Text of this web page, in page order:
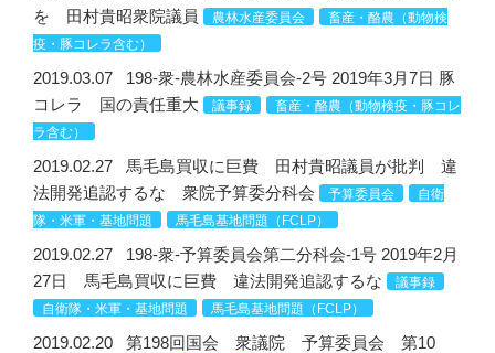
を 田村貴昭衆院議員
農林水産委員会
畜産・酪農（動物検
疫・豚コレラ含む）
2019.03.07
198-衆-農林水産委員会-2号 2019年3月7日 豚
コレラ 国の責任重大
議事録
畜産・酪農（動物検疫・豚コレ
ラ含む）
2019.02.27
馬毛島買収に巨費 田村貴昭議員が批判 違
法開発追認するな 衆院予算委分科会
予算委員会
自衛
隊・米軍・基地問題
馬毛島基地問題（FCLP）
2019.02.27
198-衆-予算委員会第二分科会-1号 2019年2月
27日 馬毛島買収に巨費 違法開発追認するな
議事録
自衛隊・米軍・基地問題
馬毛島基地問題（FCLP）
2019.02.20
第198回国会 衆議院 予算委員会 第10